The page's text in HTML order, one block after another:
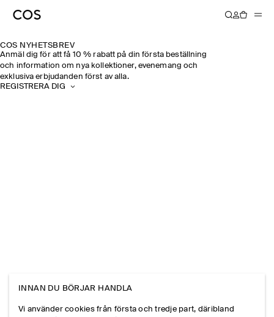
COS NYHETSBREV
Anmäl dig för att få 10 % rabatt på din första beställning
och information om nya kollektioner, evenemang och
exklusiva erbjudanden först av alla.
REGISTRERA DIG
INNAN DU BÖRJAR HANDLA
Vi använder cookies från första och tredje part, däribland